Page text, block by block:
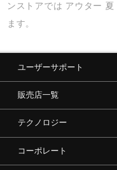
ンストアでは アウター 夏
ます。
ユーザーサポート
販売店一覧
テクノロジー
コーポレート